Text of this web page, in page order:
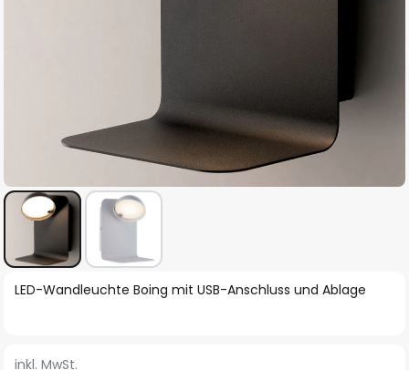
Zum
LED-Wandleuchte Boing mit USB-Anschluss und Ablage
inkl. MwSt.